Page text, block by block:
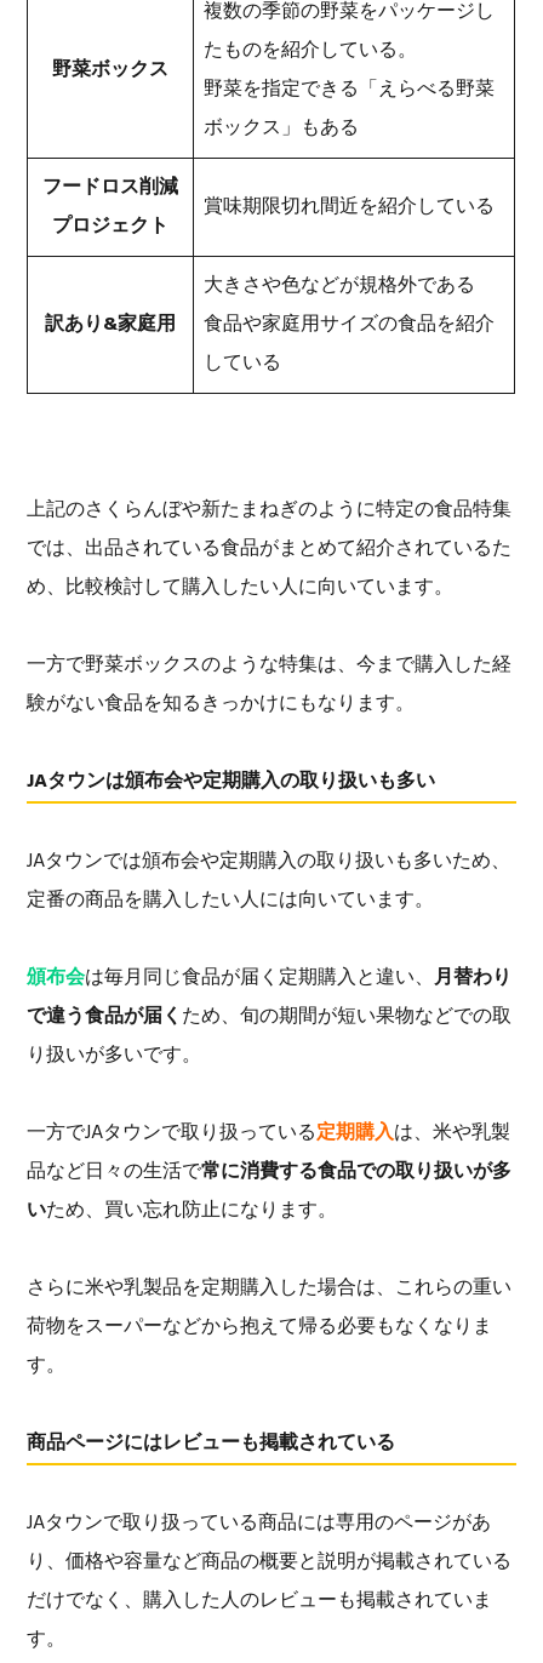
野菜ボックス
複数の季節の野菜をパッケージし
たものを紹介している。
野菜を指定できる「えらべる野菜
ボックス」もある
フードロス削減
プロジェクト
賞味期限切れ間近を紹介している
訳あり&家庭用
大きさや色などが規格外である
食品や家庭用サイズの食品を紹介
している
上記のさくらんぼや新たまねぎのように特定の食品特集
では、出品されている食品がまとめて紹介されているた
め、比較検討して購入したい人に向いています。
一方で野菜ボックスのような特集は、今まで購入した経
験がない食品を知るきっかけにもなります。
JAタウンは頒布会や定期購入の取り扱いも多い
JAタウンでは頒布会や定期購入の取り扱いも多いため、
定番の商品を購入したい人には向いています。
頒布会は毎月同じ食品が届く定期購入と違い、月替わり
で違う食品が届くため、旬の期間が短い果物などでの取
り扱いが多いです。
一方でJAタウンで取り扱っている定期購入は、米や乳製
品など日々の生活で常に消費する食品での取り扱いが多
いため、買い忘れ防止になります。
さらに米や乳製品を定期購入した場合は、これらの重い
荷物をスーパーなどから抱えて帰る必要もなくなりま
す。
商品ページにはレビューも掲載されている
JAタウンで取り扱っている商品には専用のページがあ
り、価格や容量など商品の概要と説明が掲載されている
だけでなく、購入した人のレビューも掲載されていま
す。